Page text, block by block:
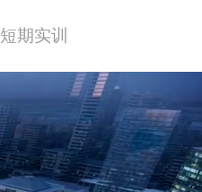
短期实训